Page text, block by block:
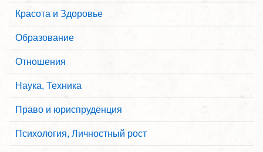
Красота и Здоровье
Образование
Отношения
Наука, Техника
Право и юриспруденция
Психология, Личностный рост